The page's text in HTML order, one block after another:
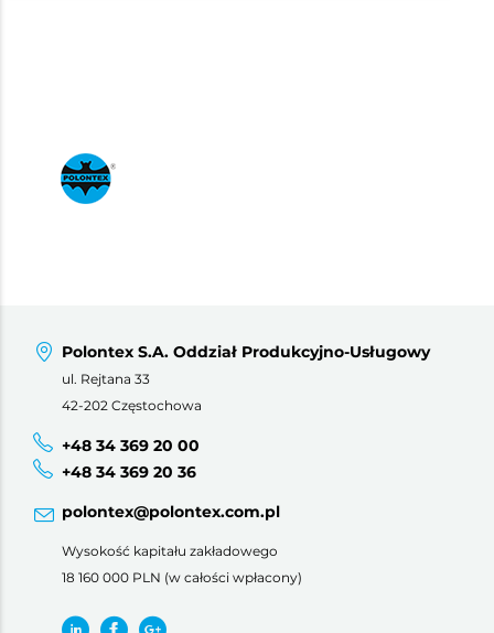
Polontex S.A. Oddział Produkcyjno-Usługowy
ul. Rejtana 33
42-202 Częstochowa
+48 34 369 20 00
+48 34 369 20 36
polontex@polontex.com.pl
Wysokość kapitału zakładowego
18 160 000 PLN (w całości wpłacony)